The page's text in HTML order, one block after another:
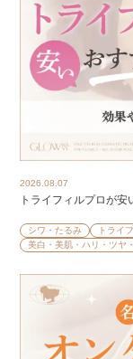
2026.08.07
トライフィルプロが
シワ・たるみ トライ
美白・美肌・ハリ・ツヤ